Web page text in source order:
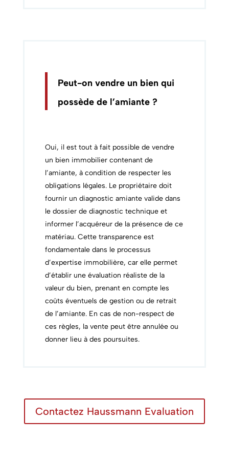
Peut-on vendre un bien qui
possède de l’amiante ?
Oui, il est tout à fait possible de vendre
un bien immobilier contenant de
l’amiante, à condition de respecter les
obligations légales. Le propriétaire doit
fournir un diagnostic amiante valide dans
le dossier de diagnostic technique et
informer l’acquéreur de la présence de ce
matériau. Cette transparence est
fondamentale dans le processus
d’expertise immobilière, car elle permet
d’établir une évaluation réaliste de la
valeur du bien, prenant en compte les
coûts éventuels de gestion ou de retrait
de l’amiante. En cas de non-respect de
ces règles, la vente peut être annulée ou
donner lieu à des poursuites.
Contactez Haussmann Evaluation